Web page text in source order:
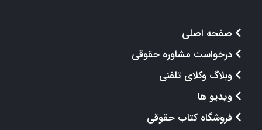
صفحه اصلی
درخواست مشاوره حقوقی
وبلاگ وکلای تلفنی
ویدیو ها
فروشگاه کتاب حقوقی